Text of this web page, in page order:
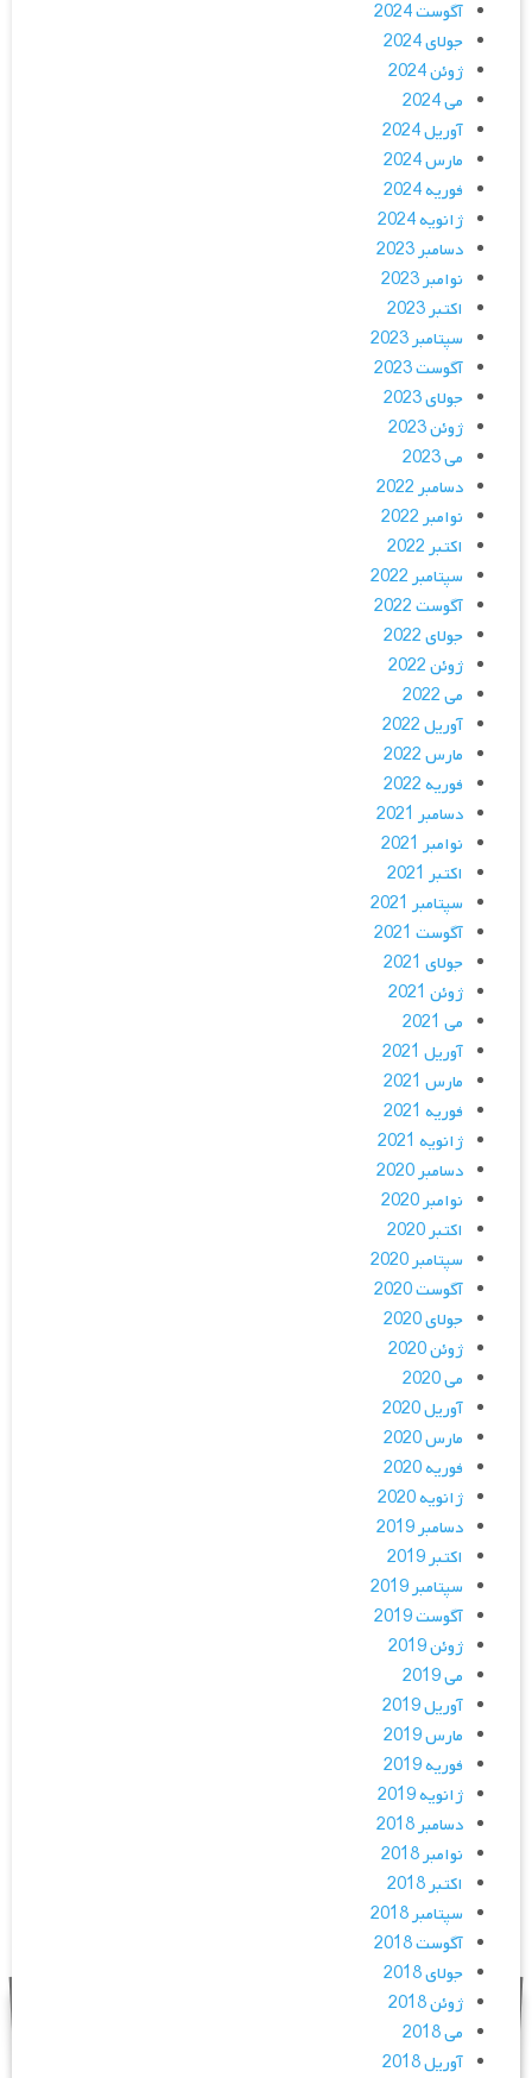
آگوست 2024
جولای 2024
ژوئن 2024
می 2024
آوریل 2024
مارس 2024
فوریه 2024
ژانویه 2024
دسامبر 2023
نوامبر 2023
اکتبر 2023
سپتامبر 2023
آگوست 2023
جولای 2023
ژوئن 2023
می 2023
دسامبر 2022
نوامبر 2022
اکتبر 2022
سپتامبر 2022
آگوست 2022
جولای 2022
ژوئن 2022
می 2022
آوریل 2022
مارس 2022
فوریه 2022
دسامبر 2021
نوامبر 2021
اکتبر 2021
سپتامبر 2021
آگوست 2021
جولای 2021
ژوئن 2021
می 2021
آوریل 2021
مارس 2021
فوریه 2021
ژانویه 2021
دسامبر 2020
نوامبر 2020
اکتبر 2020
سپتامبر 2020
آگوست 2020
جولای 2020
ژوئن 2020
می 2020
آوریل 2020
مارس 2020
فوریه 2020
ژانویه 2020
دسامبر 2019
اکتبر 2019
سپتامبر 2019
آگوست 2019
ژوئن 2019
می 2019
آوریل 2019
مارس 2019
فوریه 2019
ژانویه 2019
دسامبر 2018
نوامبر 2018
اکتبر 2018
سپتامبر 2018
آگوست 2018
جولای 2018
ژوئن 2018
می 2018
آوریل 2018